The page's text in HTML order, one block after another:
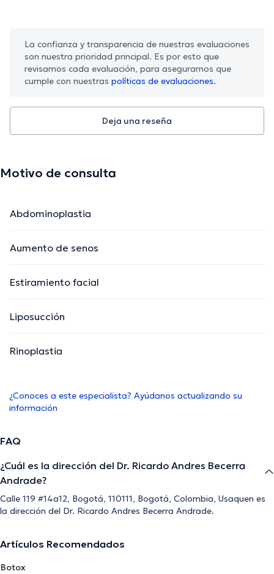
La confianza y transparencia de nuestras evaluaciones
son nuestra prioridad principal. Es por esto que
revisamos cada evaluación, para asegurarnos que
cumple con nuestras políticas de evaluaciones.
Deja una reseña
Motivo de consulta
Abdominoplastia
Aumento de senos
Estiramiento facial
Liposucción
Rinoplastia
¿Conoces a este especialista? Ayúdanos actualizando su
información
FAQ
¿Cuál es la dirección del Dr. Ricardo Andres Becerra
Andrade?
Calle 119 #14a12, Bogotá, 110111, Bogotá, Colombia, Usaquen es
la dirección del Dr. Ricardo Andres Becerra Andrade.
Artículos Recomendados
Botox